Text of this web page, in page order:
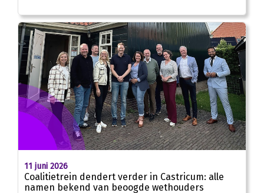
11 juni 2026
Coalitietrein dendert verder in Castricum: alle
namen bekend van beoogde wethouders